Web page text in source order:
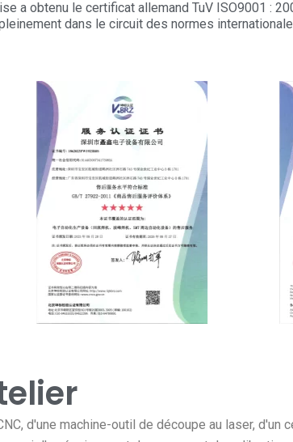
d'une machine-outil de découpe au laser, d'un
équipements de test et d'essai de haute